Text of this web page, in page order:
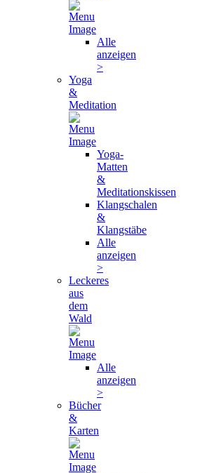
Alle
anzeigen
>
Yoga
&
Meditation
Yoga-
Matten
&
Meditationskissen
Klangschalen
&
Klangstäbe
Alle
anzeigen
>
Leckeres
aus
dem
Wald
Alle
anzeigen
>
Bücher
&
Karten